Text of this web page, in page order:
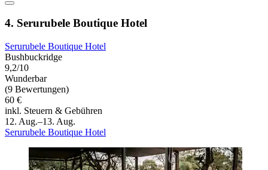
4. Serurubele Boutique Hotel
Serurubele Boutique Hotel
Bushbuckridge
9,2/10
Wunderbar
(9 Bewertungen)
60 €
inkl. Steuern & Gebühren
12. Aug.–13. Aug.
Serurubele Boutique Hotel